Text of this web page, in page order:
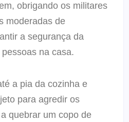
obrigando os militares
moderadas de
a segurança da
na casa.
a pia da cozinha e
para agredir os
quebrar um copo de